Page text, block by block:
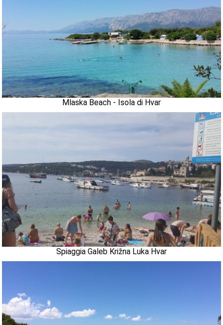
Mlaska Beach - Isola di Hvar
Spiaggia Galeb Križna Luka Hvar